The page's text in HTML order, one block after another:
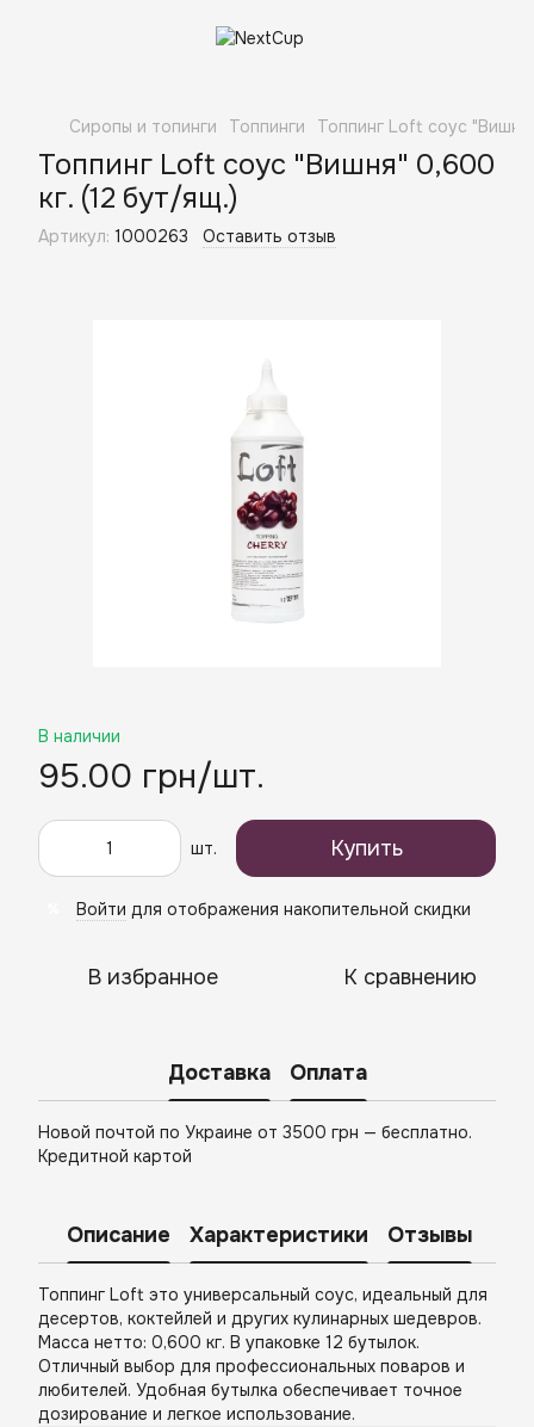
Сиропы и топинги Топпинги Топпинг Loft соус
Топпинг Loft соус "Вишня" 0,600
кг. (12 бут/ящ.)
Артикул: 1000263 Оставить отзыв
В наличии
95.00 грн/шт.
шт. Купить
Войти для отображения накопительной скидки
В избранное К сравнению
Доставка Оплата
Новой почтой по Украине от 3500 грн — бесплатно.
Кредитной картой
Описание Характеристики Отзывы
Топпинг Loft это универсальный соус, идеальный для
десертов, коктейлей и других кулинарных шедевров.
Масса нетто: 0,600 кг. В упаковке 12 бутылок.
Отличный выбор для профессиональных поваров и
любителей. Удобная бутылка обеспечивает точное
дозирование и легкое использование.